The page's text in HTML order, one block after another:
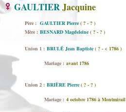
GAULTIERJacquine
Père : GAULTIER Pierre ( ? - ? )
Mère : BESNARD Magdeleine ( ? - ? )
Union 1 : BRULÉ Jean Baptiste ( ? - < 1786 )
Mariage : avant 1786
Union 2 : BRIÈRE Pierre ( ? - ? )
Mariage : 4 octobre 1786 à Montmirail